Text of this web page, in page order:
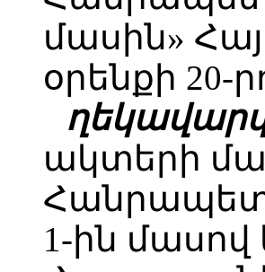
մասին»
օրենքի 20-
ակտերի
1-ին մասով